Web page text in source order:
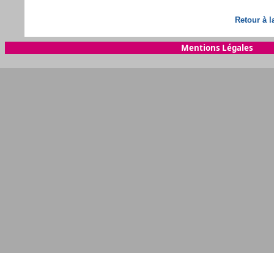
Retour à
Mentions Légales